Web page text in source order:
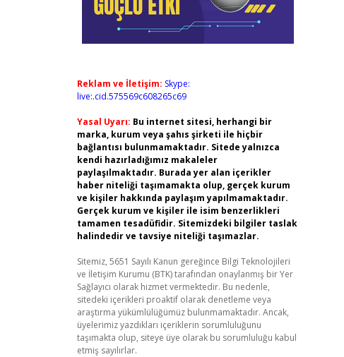
Reklam ve İletişim: Skype:
live:.cid.575569c608265c69
Yasal Uyarı: Bu internet sitesi, herhangi bir
marka, kurum veya şahıs şirketi ile hiçbir
bağlantısı bulunmamaktadır. Sitede yalnızca
kendi hazırladığımız makaleler
paylaşılmaktadır. Burada yer alan içerikler
haber niteliği taşımamakta olup, gerçek kurum
ve kişiler hakkında paylaşım yapılmamaktadır.
Gerçek kurum ve kişiler ile isim benzerlikleri
tamamen tesadüfidir. Sitemizdeki bilgiler taslak
halindedir ve tavsiye niteliği taşımazlar.
Sitemiz, 5651 Sayılı Kanun gereğince Bilgi Teknolojileri
ve İletişim Kurumu (BTK) tarafından onaylanmış bir Yer
Sağlayıcı olarak hizmet vermektedir. Bu nedenle,
sitedeki içerikleri proaktif olarak denetleme veya
araştırma yükümlülüğümüz bulunmamaktadır. Ancak,
üyelerimiz yazdıkları içeriklerin sorumluluğunu
taşımakta olup, siteye üye olarak bu sorumluluğu kabul
etmiş sayılırlar.